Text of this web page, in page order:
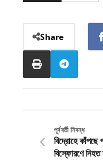
Share
পূর্ববর্তী নিবন্ধ
বিদ্রোহে কাঁপছে
বিস্ফোরণে